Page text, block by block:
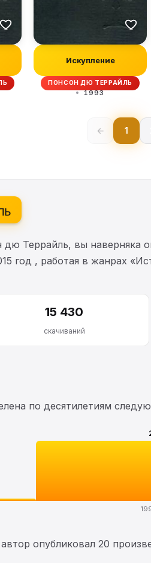
Искупление
ПОНСОН ДЮ ТЕРРАЙЛЬ
1993
← 1
Террайль, вы наверняка
год , работая в жанрах
15 430
скачиваний
по десятилетиям
опубликовал 20